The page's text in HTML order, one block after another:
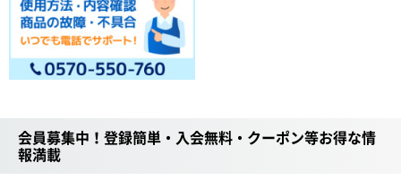
会員募集中！登録簡単・入会無料・クーポン等お得な情
報満載